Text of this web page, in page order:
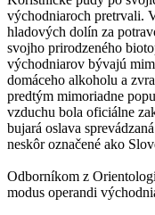
východniaroch pretrvali.
hladových dolín za
svojho prirodzeného
východniarov bývajú
domáceho alkoholu a
predtým mimoriadne
vzduchu bola oficiálne
bujará oslava
neskôr označené ako
Odborníkom z
modus operandi